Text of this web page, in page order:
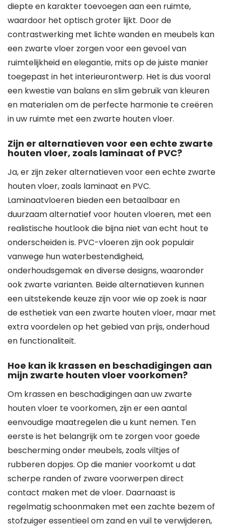
diepte en karakter toevoegen aan een ruimte,
waardoor het optisch groter lijkt. Door de
contrastwerking met lichte wanden en meubels kan
een zwarte vloer zorgen voor een gevoel van
ruimtelijkheid en elegantie, mits op de juiste manier
toegepast in het interieurontwerp. Het is dus vooral
een kwestie van balans en slim gebruik van kleuren
en materialen om de perfecte harmonie te creëren
in uw ruimte met een zwarte houten vloer.
Zijn er alternatieven voor een echte zwarte
houten vloer, zoals laminaat of PVC?
Ja, er zijn zeker alternatieven voor een echte zwarte
houten vloer, zoals laminaat en PVC.
Laminaatvloeren bieden een betaalbaar en
duurzaam alternatief voor houten vloeren, met een
realistische houtlook die bijna niet van echt hout te
onderscheiden is. PVC-vloeren zijn ook populair
vanwege hun waterbestendigheid,
onderhoudsgemak en diverse designs, waaronder
ook zwarte varianten. Beide alternatieven kunnen
een uitstekende keuze zijn voor wie op zoek is naar
de esthetiek van een zwarte houten vloer, maar met
extra voordelen op het gebied van prijs, onderhoud
en functionaliteit.
Hoe kan ik krassen en beschadigingen aan
mijn zwarte houten vloer voorkomen?
Om krassen en beschadigingen aan uw zwarte
houten vloer te voorkomen, zijn er een aantal
eenvoudige maatregelen die u kunt nemen. Ten
eerste is het belangrijk om te zorgen voor goede
bescherming onder meubels, zoals viltjes of
rubberen dopjes. Op die manier voorkomt u dat
scherpe randen of zware voorwerpen direct
contact maken met de vloer. Daarnaast is
regelmatig schoonmaken met een zachte bezem of
stofzuiger essentieel om zand en vuil te verwijderen,